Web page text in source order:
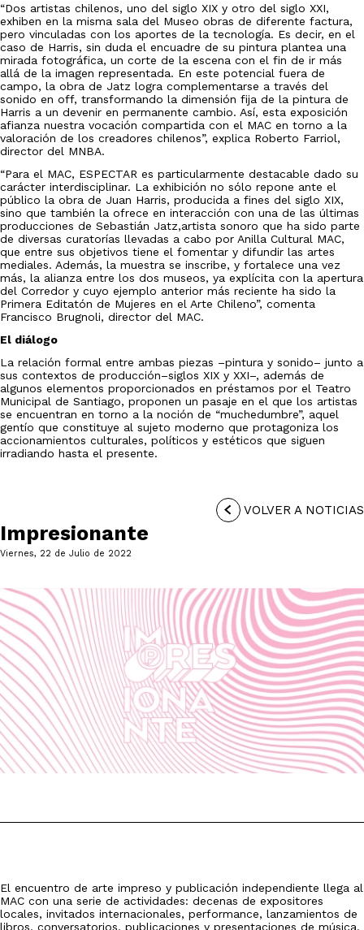
“Dos artistas chilenos, uno del siglo XIX y otro del siglo XXI,
exhiben en la misma sala del Museo obras de diferente factura,
pero vinculadas con los aportes de la tecnología. Es decir, en el
caso de Harris, sin duda el encuadre de su pintura plantea una
mirada fotográfica, un corte de la escena con el fin de ir más
allá de la imagen representada. En este potencial fuera de
campo, la obra de Jatz logra complementarse a través del
sonido en off, transformando la dimensión fija de la pintura de
Harris a un devenir en permanente cambio. Así, esta exposición
afianza nuestra vocación compartida con el MAC en torno a la
valoración de los creadores chilenos”, explica Roberto Farriol,
director del MNBA.
“Para el MAC, ESPECTAR es particularmente destacable dado su
carácter interdisciplinar. La exhibición no sólo repone ante el
público la obra de Juan Harris, producida a fines del siglo XIX,
sino que también la ofrece en interacción con una de las últimas
producciones de Sebastián Jatz,artista sonoro que ha sido parte
de diversas curatorías llevadas a cabo por Anilla Cultural MAC,
que entre sus objetivos tiene el fomentar y difundir las artes
mediales. Además, la muestra se inscribe, y fortalece una vez
más, la alianza entre los dos museos, ya explícita con la apertura
del Corredor y cuyo ejemplo anterior más reciente ha sido la
Primera Editatón de Mujeres en el Arte Chileno”, comenta
Francisco Brugnoli, director del MAC.
El diálogo
La relación formal entre ambas piezas –pintura y sonido– junto a
sus contextos de producción–siglos XIX y XXI–, además de
algunos elementos proporcionados en préstamos por el Teatro
Municipal de Santiago, proponen un pasaje en el que los artistas
se encuentran en torno a la noción de “muchedumbre”, aquel
gentío que constituye al sujeto moderno que protagoniza los
accionamientos culturales, políticos y estéticos que siguen
irradiando hasta el presente.
VOLVER A NOTICIAS
Impresionante
Viernes, 22 de Julio de 2022
El encuentro de arte impreso y publicación independiente llega al
MAC con una serie de actividades: decenas de expositores
locales, invitados internacionales, performance, lanzamientos de
libros, conversatorios, publicaciones y presentaciones de música.